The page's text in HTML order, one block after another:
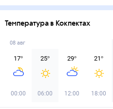
Температура в Кокпектах
08 авг
17°
00:00
25°
06:00
29°
12:00
21°
18:00